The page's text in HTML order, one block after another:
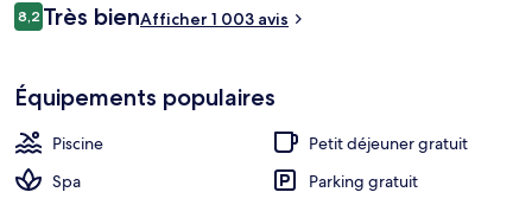
Green Island, l'un des 6 restaurants, sert le petit déjeuner et le
voyageurs ne tarissent pas d'éloges en ce qui concerne la piscine
rafraîchissante et le personnel attentionné.
Avis
voyageurs
8,28,2 sur 10
Très bienAfficher 1 003 avis
Équipements populaires
Piscine
Petit déjeuner gratuit
Spa
Parking gratuit